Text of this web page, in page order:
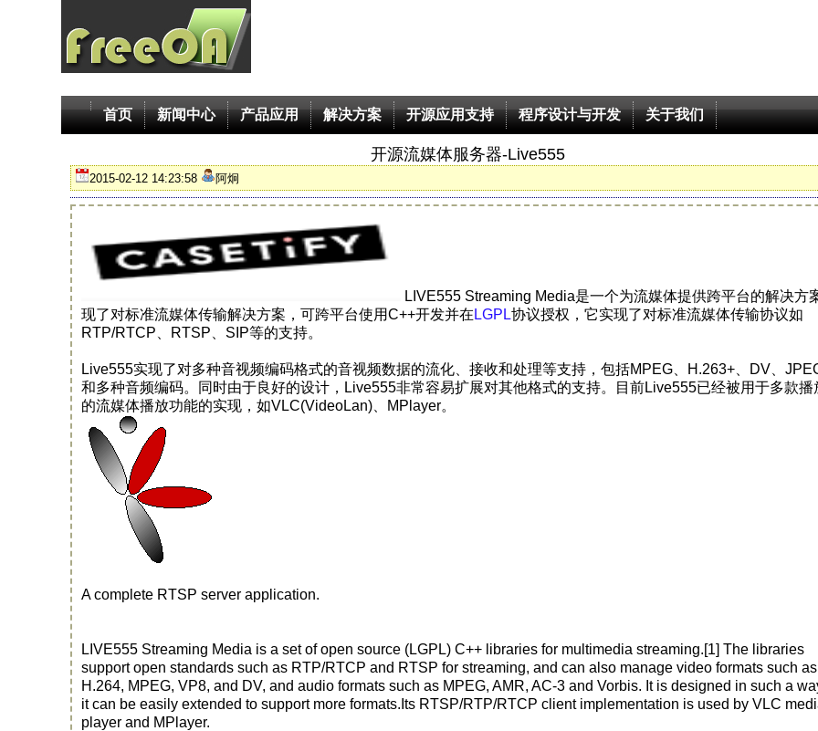
首页 新闻中心 产品应用 解决方案 开源应用支持 程序设计与开发 关于我们
开源流媒体服务器-Live555
2015-02-12 14:23:58 阿炯
LIVE555 Streaming Media是一个为流媒体提供跨平台的解决方
现了对标准流媒体传输解决方案，可跨平台使用C++开发并在 LGPL协议授权，它实现了对标准流媒体传输协议如
RTP/RTCP、RTSP、SIP等的支持。
Live555实现了对多种音视频编码格式的音视频数据的流化、接收和处理等支持，包括MPEG、H.263+、DV、
和多种音频编码。同时由于良好的设计，Live555非常容易扩展对其他格式的支持。目前Live555已经被用于多款播
的流媒体播放功能的实现，如VLC(VideoLan)、MPlayer。
A complete RTSP server application.
LIVE555 Streaming Media is a set of open source (LGPL) C++ libraries for multimedia streaming.[1] The libraries
support open standards such as RTP/RTCP and RTSP for streaming, and can also manage video formats such as
H.264, MPEG, VP8, and DV, and audio formats such as MPEG, AMR, AC-3 and Vorbis. It is designed in such a
it can be easily extended to support more formats.Its RTSP/RTP/RTCP client implementation is used by VLC
player and MPlayer.